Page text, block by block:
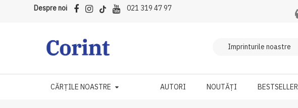
Despre noi 021 319 47 97
CĂRȚILE NOASTRE AUTORI NOUTĂȚI BESTSELLER